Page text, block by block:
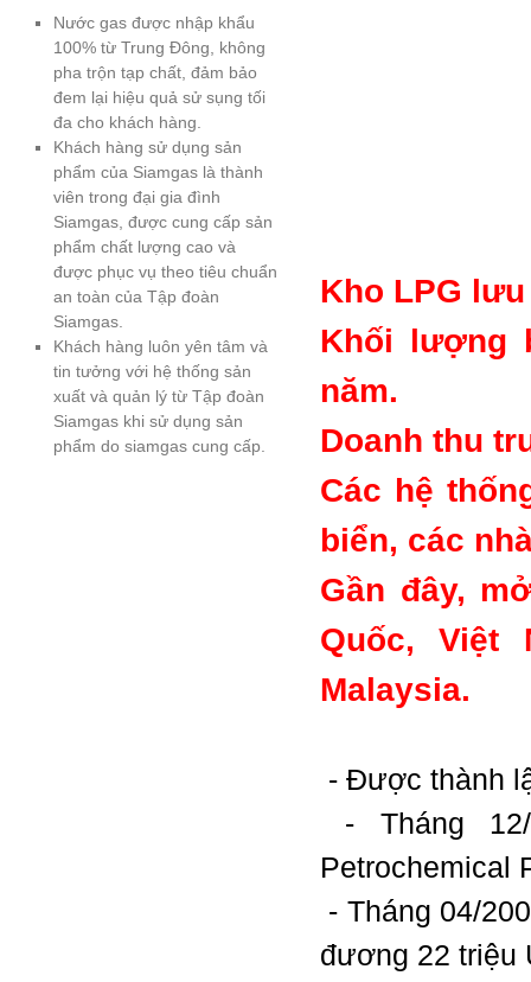
Nước gas được nhập khẩu
100% từ Trung Đông, không
pha trộn tạp chất, đảm bảo
đem lại hiệu quả sử sụng tối
đa cho khách hàng.
Khách hàng sử dụng sản
phẩm của Siamgas là thành
viên trong đại gia đình
Siamgas, được cung cấp sản
phẩm chất lượng cao và
được phục vụ theo tiêu chuẩn
an toàn của Tập đoàn
Siamgas.
Khách hàng luôn yên tâm và
tin tưởng với hệ thống sản
xuất và quản lý từ Tập đoàn
Siamgas khi sử dụng sản
phẩm do siamgas cung cấp.
Kho LPG
Khối lượng
năm.
Doanh thu
Các hệ
biển, các
Gần đây,
Quốc, Việt
Malaysia.
- Được thành
- Tháng
Petrochemical
- Tháng 04/
đương 22 triệu